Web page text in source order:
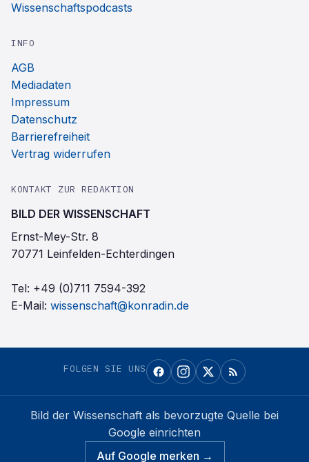
Wissenschaftspodcasts
INFO
AGB
Mediadaten
Impressum
Datenschutz
Barrierefreiheit
Vertrag widerrufen
KONTAKT ZUR REDAKTION
BILD DER WISSENSCHAFT
Ernst-Mey-Str. 8
70771 Leinfelden-Echterdingen
Tel: +49 (0)711 7594-392
E-Mail: wissenschaft@konradin.de
FOLGEN SIE UNS
Bild der Wissenschaft als bevorzugte Quelle bei
Google einrichten
Auf Google merken →